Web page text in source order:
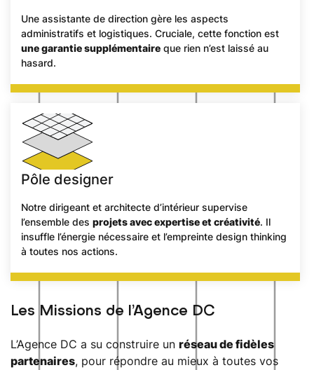
Une assistante de direction gère les aspects
administratifs et logistiques. Cruciale, cette fonction est
une garantie supplémentaire que rien n’est laissé au
hasard.
Pôle designer
Notre dirigeant et architecte d’intérieur supervise
l’ensemble des projets avec expertise et créativité. Il
insuffle l’énergie nécessaire et l’empreinte design thinking
à toutes nos actions.
Les Missions de l’Agence DC
L’Agence DC a su construire un réseau de fidèles
partenaires, pour répondre au mieux à toutes vos